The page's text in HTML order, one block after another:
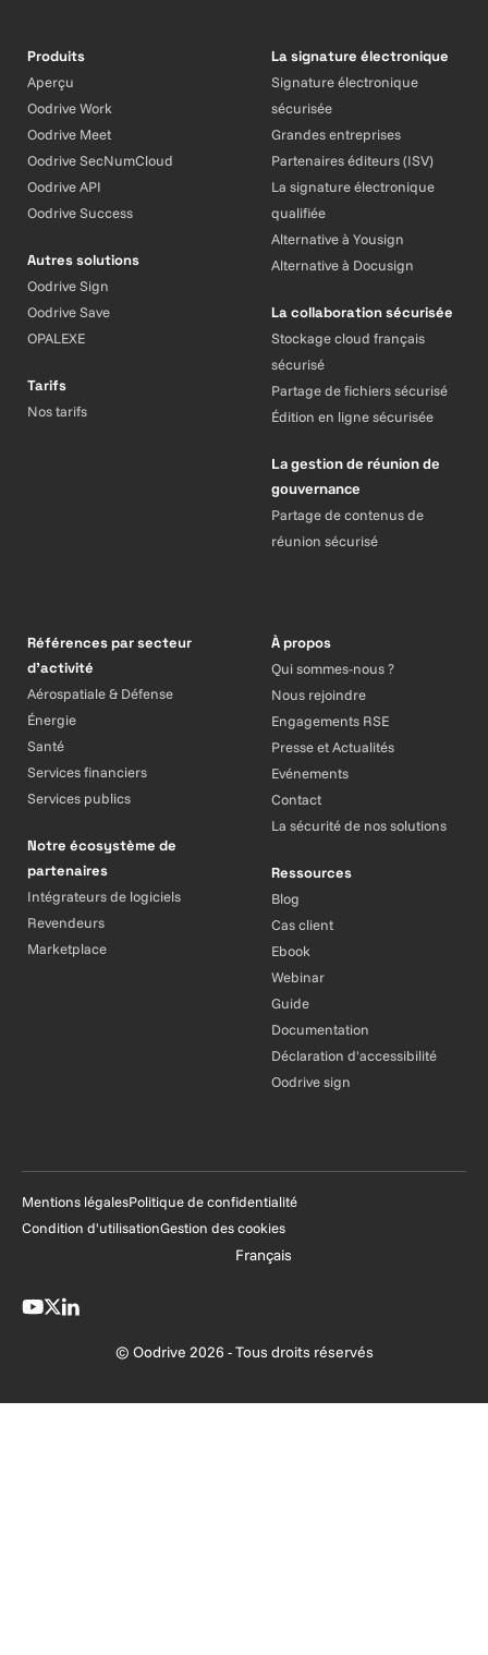
Produits
Aperçu
Oodrive Work
Oodrive Meet
Oodrive SecNumCloud
Oodrive API
Oodrive Success
Autres solutions
Oodrive Sign
Oodrive Save
OPALEXE
Tarifs
Nos tarifs
La signature électronique
Signature électronique
sécurisée
Grandes entreprises
Partenaires éditeurs (ISV)
La signature électronique
qualifiée
Alternative à Yousign
Alternative à Docusign
La collaboration sécurisée
Stockage cloud français
sécurisé
Partage de fichiers sécurisé
Édition en ligne sécurisée
La gestion de réunion de
gouvernance
Partage de contenus de
réunion sécurisé
Références par secteur
d’activité
Aérospatiale & Défense
Énergie
Santé
Services financiers
Services publics
Notre écosystème de
partenaires
Intégrateurs de logiciels
Revendeurs
Marketplace
À propos
Qui sommes-nous ?
Nous rejoindre
Engagements RSE
Presse et Actualités
Evénements
Contact
La sécurité de nos solutions
Ressources
Blog
Cas client
Ebook
Webinar
Guide
Documentation
Déclaration d'accessibilité
Oodrive sign
© Oodrive 2026 - Tous droits réservés
Mentions légalesPolitique de confidentialité
Condition d'utilisationGestion des cookies
Français